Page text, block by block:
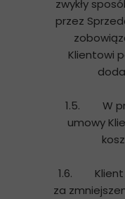
zwykły
przez
Klientowi
1.5. W
umowy
1.6. Klient
za